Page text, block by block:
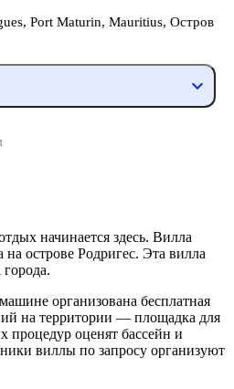
Port Maturin, Mauritius, Остров
начинается здесь. Вилла
острове Родригес. Эта вилла
организована бесплатная
на территории — площадка для
оценят бассейн и
виллы по запросу организуют